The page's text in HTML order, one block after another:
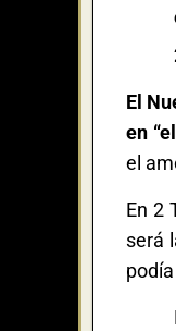
El
en
el
En 2
será